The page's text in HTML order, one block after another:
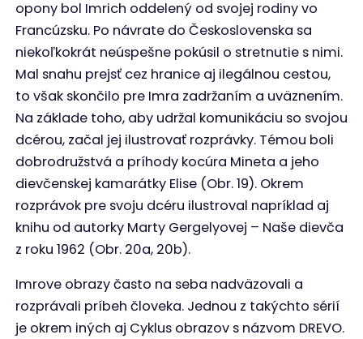
opony bol Imrich oddelený od svojej rodiny vo
Francúzsku. Po návrate do Československa sa
niekoľkokrát neúspešne pokúsil o stretnutie s nimi.
Mal snahu prejsť cez hranice aj ilegálnou cestou,
to však skončilo pre Imra zadržaním a uväznením.
Na základe toho, aby udržal komunikáciu so svojou
dcérou, začal jej ilustrovať rozprávky. Témou boli
dobrodružstvá a príhody kocúra Mineta a jeho
dievčenskej kamarátky Elise (Obr. 19). Okrem
rozprávok pre svoju dcéru ilustroval napríklad aj
knihu od autorky Marty Gergelyovej – Naše dievča
z roku 1962 (Obr. 20a, 20b).
Imrove obrazy často na seba nadväzovali a
rozprávali príbeh človeka. Jednou z takýchto sérií
je okrem iných aj Cyklus obrazov s názvom DREVO.